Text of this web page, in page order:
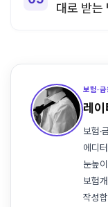
대로 받는
보험·
레이
보험·
에디
눈높
보험
작성